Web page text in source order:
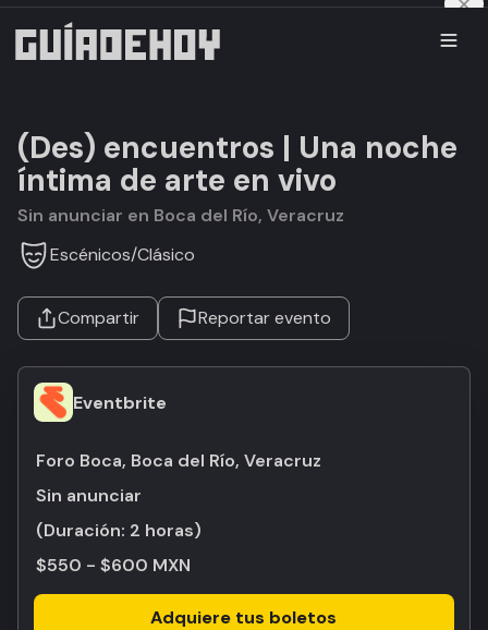
(Des) encuentros | Una noche
íntima de arte en vivo
Sin anunciar en Boca del Río, Veracruz
Escénicos/Clásico
Compartir Reportar evento
Eventbrite
Foro Boca, Boca del Río, Veracruz
Sin anunciar
(Duración: 2 horas)
$550 - $600 MXN
Adquiere tus boletos